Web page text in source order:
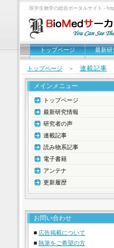
医学生物学の総合ポータルサイト -
トップページ 最新研
トップページ ＞ 連載記事
メインメニュー
トップページ
最新研究情報
研究者の声
連載記事
読み物系記事
電子書籍
アンテナ
更新履歴
お問い合わせ
■ 広告掲載について
■ 執筆をご希望の方